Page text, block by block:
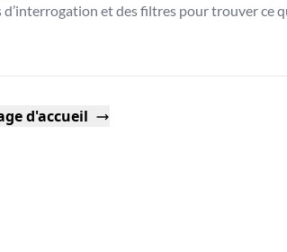
d’interrogation et des filtres pour trouver ce
d'accueil